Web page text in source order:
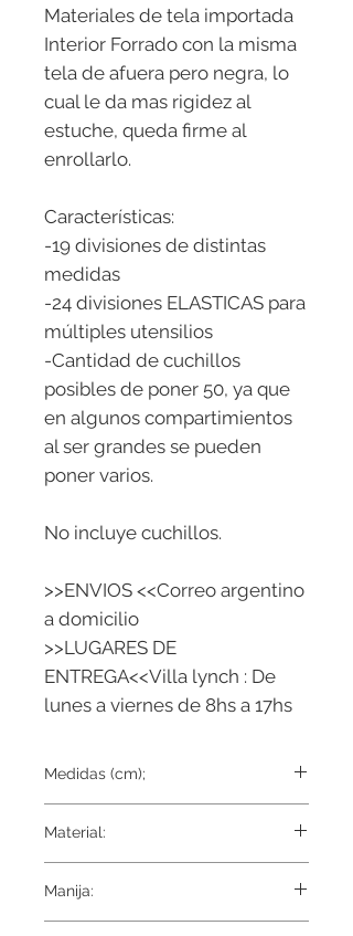
Materiales de tela importada
Interior Forrado con la misma
tela de afuera pero negra, lo
cual le da mas rigidez al
estuche, queda firme al
enrollarlo.
Características:
-19 divisiones de distintas
medidas
-24 divisiones ELASTICAS para
múltiples utensilios
-Cantidad de cuchillos
posibles de poner 50, ya que
en algunos compartimientos
al ser grandes se pueden
poner varios.
No incluye cuchillos.
>>ENVIOS <<Correo argentino
a domicilio
>>LUGARES DE
ENTREGA<<Villa lynch : De
lunes a viernes de 8hs a 17hs
Medidas (cm);
Material:
Tela interna Gamuza
Manija: